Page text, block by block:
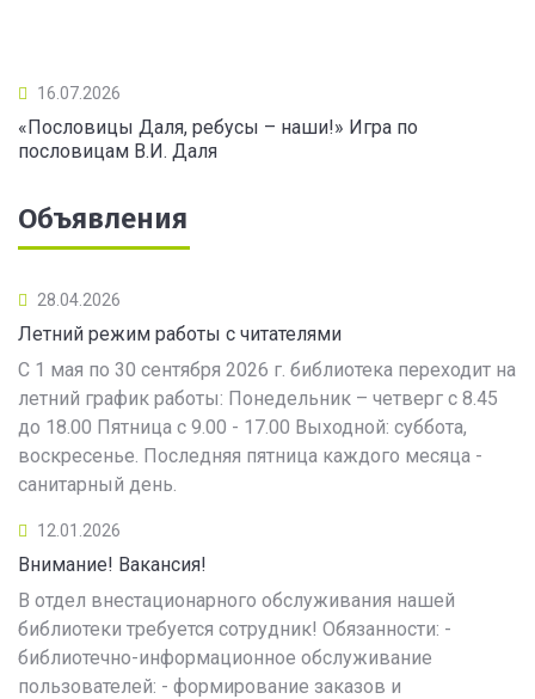
16.07.2026
«Пословицы Даля, ребусы – наши!» Игра по
пословицам В.И. Даля
Объявления
28.04.2026
Летний режим работы с читателями
С 1 мая по 30 сентября 2026 г. библиотека переходит на
летний график работы: Понедельник – четверг с 8.45
до 18.00 Пятница с 9.00 - 17.00 Выходной: суббота,
воскресенье. Последняя пятница каждого месяца -
санитарный день.
12.01.2026
Внимание! Вакансия!
В отдел внестационарного обслуживания нашей
библиотеки требуется сотрудник! Обязанности: -
библиотечно-информационное обслуживание
пользователей: - формирование заказов и